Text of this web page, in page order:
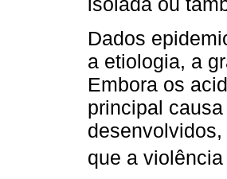
isolada ou
Dados
a etiologia, a
Embora os
principal
que a